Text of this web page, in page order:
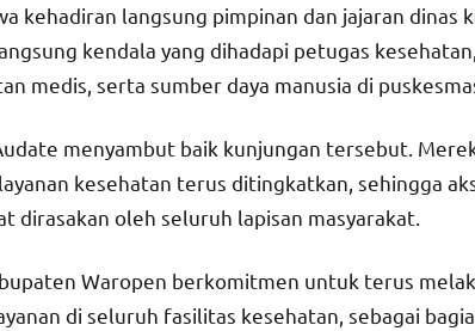
kehadiran langsung pimpinan dan jajaran dinas
kendala yang dihadapi petugas
medis, serta sumber daya manusia di
menyambut baik kunjungan tersebut.
kesehatan terus ditingkatkan, sehingga
dirasakan oleh seluruh lapisan masyarakat.
Waropen berkomitmen untuk terus
di seluruh fasilitas kesehatan, sebagai